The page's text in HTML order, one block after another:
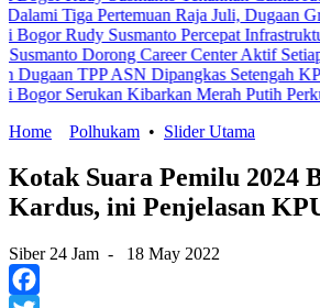
Pertemuan Raja Juli, Dugaan Gratifikasi
Susmanto Percepat Infrastruktur untuk
Dorong Career Center Aktif Setiap Hari
TPP ASN Dipangkas Setengah KPK Bidik
Kibarkan Merah Putih Perkuat
Home
Polhukam • Slider Utama
Kotak Suara Pemilu 2024
Kardus, ini Penjelasan
Siber 24 Jam - 18 May 2022